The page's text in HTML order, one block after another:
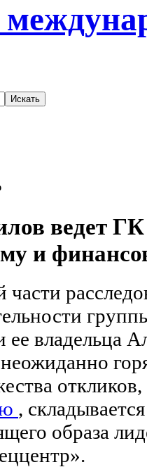
ведет
и
владельца
,
образа